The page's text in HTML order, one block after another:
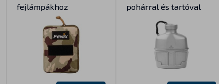
fejlámpákhoz
pohárral és tartóval